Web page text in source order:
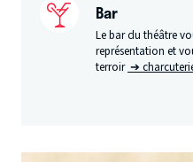
Bar
Le bar du théâtre
représentation et
terroir ➔